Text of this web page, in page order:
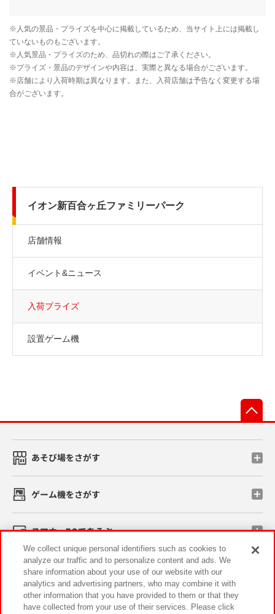
イオン新百合ヶ丘ファミリーパーク
店舗情報
イベント&ニュース
入荷プライズ
設置ゲーム機
あそび場をさがす
ゲーム機をさがす
スマホ・PCであそぶ
イベント・キャンペーン
We collect unique personal identifiers such as cookies to
analyze our traffic and to personalize content and ads. We
share information about your use of our website with our
analytics and advertising partners, who may combine it with
other information that you have provided to them or that they
have collected from your use of their services. Please click